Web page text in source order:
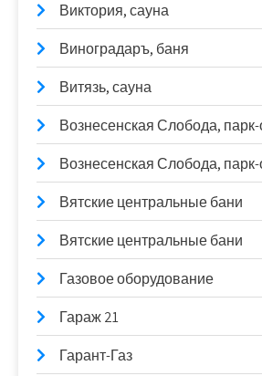
Виктория, сауна
Виноградаръ, баня
Витязь, сауна
Вознесенская Слобода, парк-
Вознесенская Слобода, парк-
Вятские центральные бани
Вятские центральные бани
Газовое оборудование
Гараж 21
Гарант-Газ